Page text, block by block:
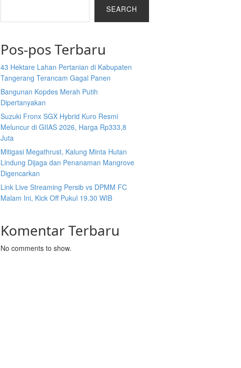
SEARCH
Pos-pos Terbaru
43 Hektare Lahan Pertanian di Kabupaten
Tangerang Terancam Gagal Panen
Bangunan Kopdes Merah Putih
Dipertanyakan
Suzuki Fronx SGX Hybrid Kuro Resmi
Meluncur di GIIAS 2026, Harga Rp333,8
Juta
Mitigasi Megathrust, Kalung Minta Hutan
Lindung Dijaga dan Penanaman Mangrove
Digencarkan
Link Live Streaming Persib vs DPMM FC
Malam Ini, Kick Off Pukul 19.30 WIB
Komentar Terbaru
No comments to show.